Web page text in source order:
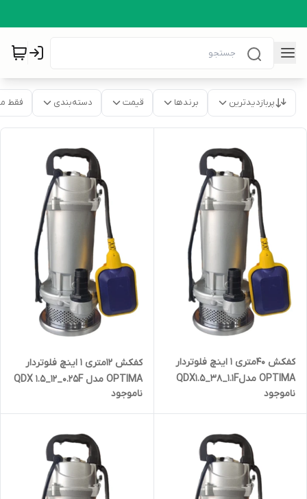
پربازدیدترین برندها قیمت دسته‌بندی فقط
کفکش 40متری 1 اینچ فلوتردار
OPTIMA مدلQDX1.5_38_1.1F
ناموجود
کفکش 12متری 1 اینچ فلوتردار
OPTIMA مدل QDX 1.5_12_0.25F
ناموجود